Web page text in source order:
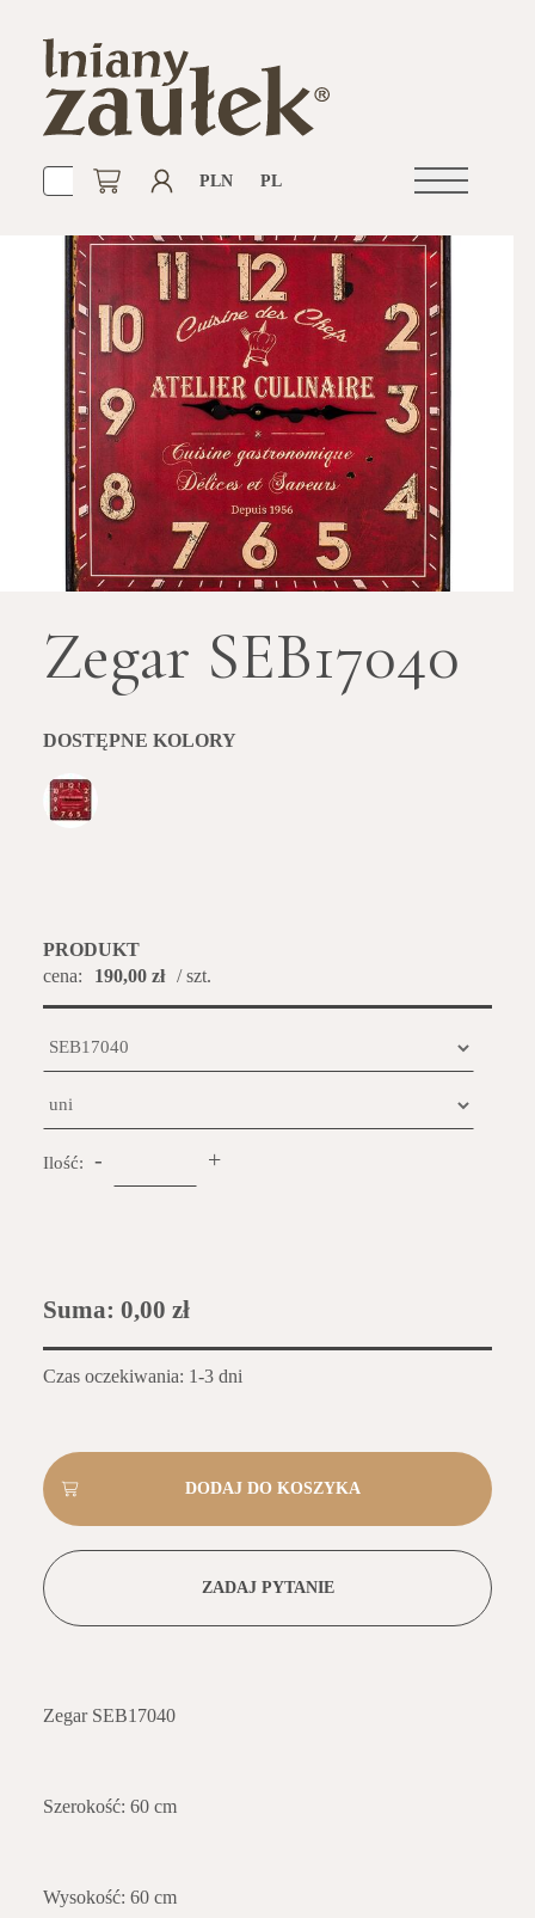
Otwórz
PLN PL
Zegar SEB17040
DOSTĘPNE KOLORY
PRODUKT
cena:
190,00 zł / szt.
Ilość: - +
Suma: 0,00 zł
Czas oczekiwania: 1-3 dni
ZADAJ PYTANIE
Zegar SEB17040
Szerokość: 60 cm
Wysokość: 60 cm